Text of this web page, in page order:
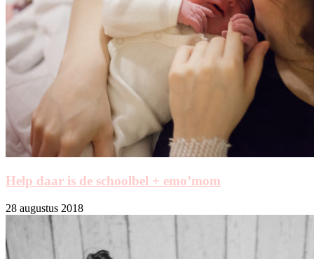
Help daar is de schoolbel + emo’mom
28 augustus 2018